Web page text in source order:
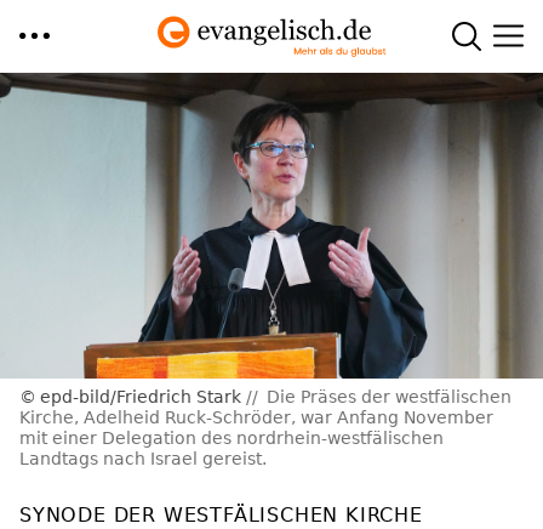
Direkt
epd-bild/Friedrich Stark
Die Präses der westfälischen
Kirche, Adelheid Ruck-Schröder, war Anfang November
mit einer Delegation des nordrhein-westfälischen
Landtags nach Israel gereist.
SYNODE DER WESTFÄLISCHEN KIRCHE